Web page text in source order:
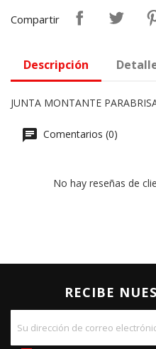
Compartir
Descripción
JUNTA MONTANTE
Comentarios (0)
No hay reseñas de
RECIBE